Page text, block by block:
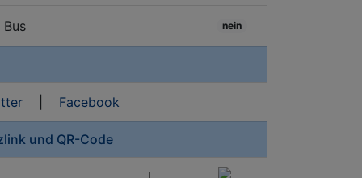
nein
| Facebook
und QR-Code